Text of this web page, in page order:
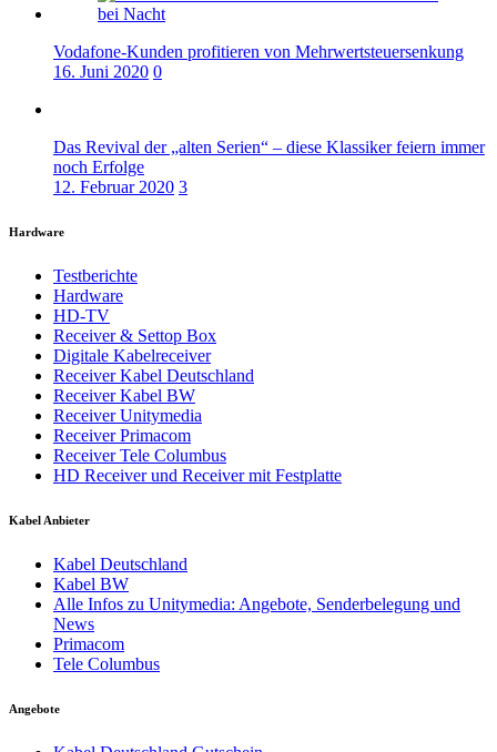
Vodafone-Kunden profitieren von Mehrwertsteuersenkung
16. Juni 2020 0
Das Revival der „alten Serien“ – diese Klassiker feiern immer
noch Erfolge
12. Februar 2020 3
Hardware
Testberichte
Hardware
HD-TV
Receiver & Settop Box
Digitale Kabelreceiver
Receiver Kabel Deutschland
Receiver Kabel BW
Receiver Unitymedia
Receiver Primacom
Receiver Tele Columbus
HD Receiver und Receiver mit Festplatte
Kabel Anbieter
Kabel Deutschland
Kabel BW
Alle Infos zu Unitymedia: Angebote, Senderbelegung und
News
Primacom
Tele Columbus
Angebote